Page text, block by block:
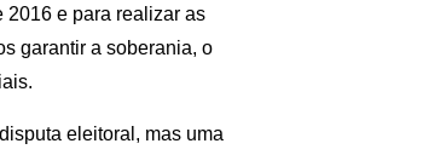
2016 e para realizar as
garantir a soberania, o
eleitoral, mas uma